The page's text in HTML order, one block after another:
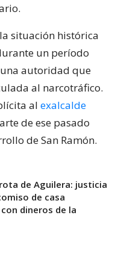
situación histórica
un período
autoridad que
al narcotráfico.
al exalcalde
de ese pasado
de San Ramón.
de Aguilera: justicia
de casa
dineros de la